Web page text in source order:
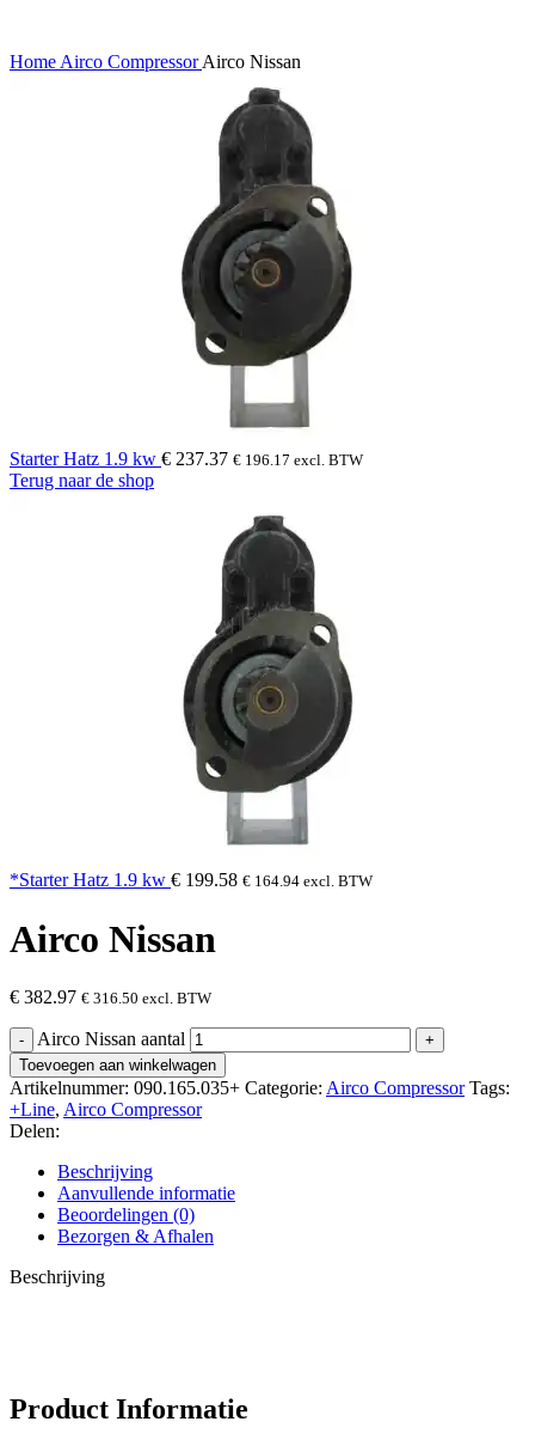
Home Airco CompressorAirco Nissan
Starter Hatz 1.9 kw € 237.37 € 196.17 excl. BTW
Terug naar de shop
*Starter Hatz 1.9 kw € 199.58 € 164.94 excl. BTW
Airco Nissan
€ 382.97 € 316.50 excl. BTW
Airco Nissan aantal
Toevoegen aan winkelwagen
Artikelnummer: 090.165.035+ Categorie: Airco Compressor Tags:
+Line, Airco Compressor
Delen:
Beschrijving
Aanvullende informatie
Beoordelingen (0)
Bezorgen & Afhalen
Beschrijving
Product Informatie